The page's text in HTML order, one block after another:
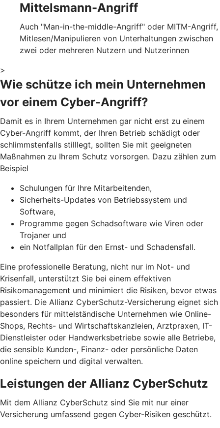
Mittelsmann-Angriff
Auch "Man-in-the-middle-Angriff" oder MITM-Angriff,
Mitlesen/Manipulieren von Unterhaltungen zwischen
zwei oder mehreren Nutzern und Nutzerinnen
>
Wie schütze ich mein Unternehmen
vor einem Cyber-Angriff?
Damit es in Ihrem Unternehmen gar nicht erst zu einem
Cyber-Angriff kommt, der Ihren Betrieb schädigt oder
schlimmstenfalls stilllegt, sollten Sie mit geeigneten
Maßnahmen zu Ihrem Schutz vorsorgen. Dazu zählen zum
Beispiel
Schulungen für Ihre Mitarbeitenden,
Sicherheits-Updates von Betriebssystem und
Software,
Programme gegen Schadsoftware wie Viren oder
Trojaner und
ein Notfallplan für den Ernst- und Schadensfall.
Eine professionelle Beratung, nicht nur im Not- und
Krisenfall, unterstützt Sie bei einem effektiven
Risikomanagement und minimiert die Risiken, bevor etwas
passiert. Die Allianz CyberSchutz-Versicherung eignet sich
besonders für mittelständische Unternehmen wie Online-
Shops, Rechts- und Wirtschaftskanzleien, Arztpraxen, IT-
Dienstleister oder Handwerksbetriebe sowie alle Betriebe,
die sensible Kunden-, Finanz- oder persönliche Daten
online speichern und digital verwalten.
Leistungen der Allianz CyberSchutz
Mit dem Allianz CyberSchutz sind Sie mit nur einer
Versicherung umfassend gegen Cyber-Risiken geschützt.